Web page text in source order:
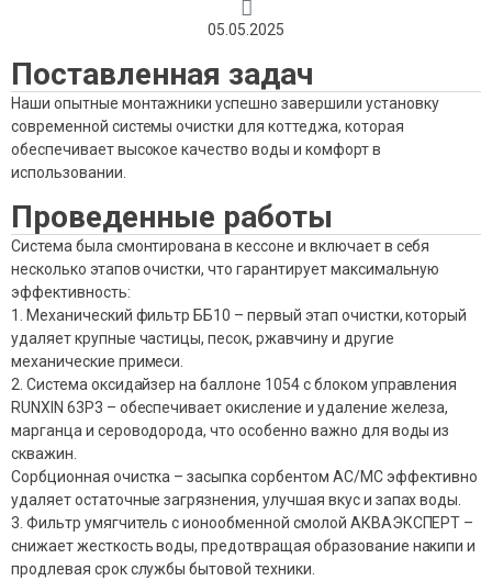
05.05.2025
Поставленная задач
Наши опытные монтажники успешно завершили установку
современной системы очистки для коттеджа, которая
обеспечивает высокое качество воды и комфорт в
использовании.
Проведенные работы
Система была смонтирована в кессоне и включает в себя
несколько этапов очистки, что гарантирует максимальную
эффективность:
1. Механический фильтр ББ10 – первый этап очистки, который
удаляет крупные частицы, песок, ржавчину и другие
механические примеси.
2. Система оксидайзер на баллоне 1054 с блоком управления
RUNXIN 63P3 – обеспечивает окисление и удаление железа,
марганца и сероводорода, что особенно важно для воды из
скважин.
Сорбционная очистка – засыпка сорбентом АС/MC эффективно
удаляет остаточные загрязнения, улучшая вкус и запах воды.
3. Фильтр умягчитель с ионообменной смолой АКВАЭКСПЕРТ –
снижает жесткость воды, предотвращая образование накипи и
продлевая срок службы бытовой техники.